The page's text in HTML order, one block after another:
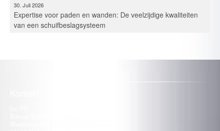
Expertise voor paden en wanden: De veelzijdige kwaliteiten
van een schuifbeslagsysteem